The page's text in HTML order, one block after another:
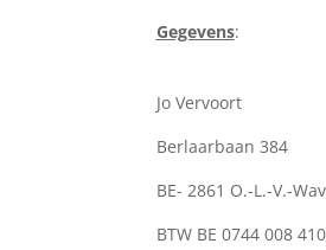
Gegevens:
Jo Vervoort
Berlaarbaan 384
BE- 2861 O.-L.-V.-
BTW BE 0744 008 410